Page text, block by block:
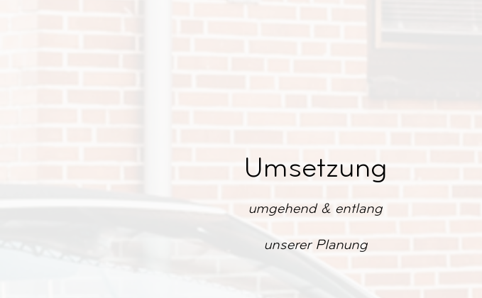
Umsetzung
umgehend & entlang
unserer Planung